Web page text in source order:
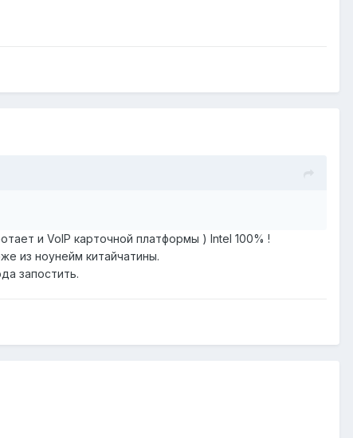
и VoIP карточной платформы ) Intel 100% !
из ноунейм китайчатины.
запостить.